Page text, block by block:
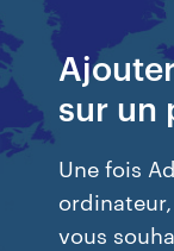
sur un
Une fois
vous